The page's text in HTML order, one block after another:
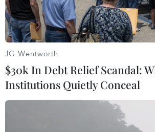
năm ngoái.
JG Wentworth
$30k In Debt Relief Scandal:
Institutions Quietly Conceal